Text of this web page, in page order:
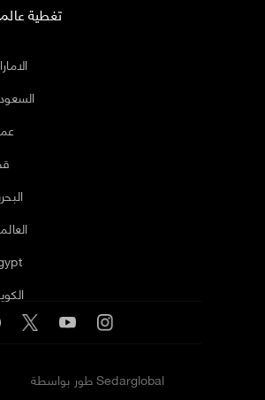
تغطية
طور بواسطة Sedarglobal